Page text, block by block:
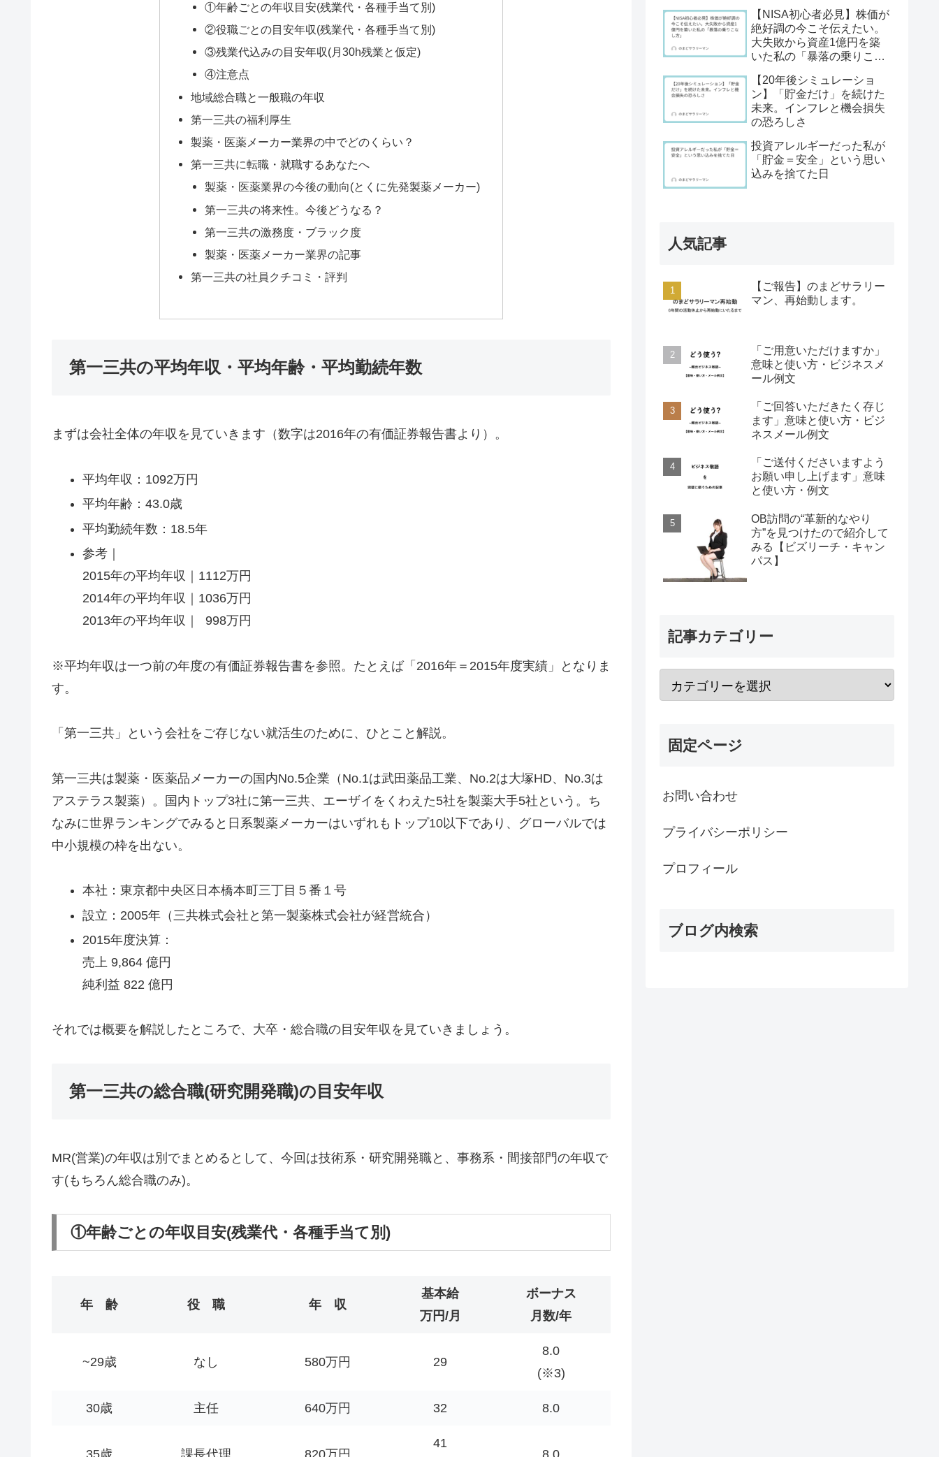
①年齢ごとの年収目安(残業代・各種手当て別)
②役職ごとの目安年収(残業代・各種手当て別)
③残業代込みの目安年収(月30h残業と仮定)
④注意点
地域総合職と一般職の年収
第一三共の福利厚生
製薬・医薬メーカー業界の中でどのくらい？
第一三共に転職・就職するあなたへ
製薬・医薬業界の今後の動向(とくに先発製薬メーカー)
第一三共の将来性。今後どうなる？
第一三共の激務度・ブラック度
製薬・医薬メーカー業界の記事
第一三共の社員クチコミ・評判
第一三共の平均年収・平均年齢・平均勤続年数
まずは会社全体の年収を見ていきます（数字は2016年の有価証券報告書より）。
平均年収：1092万円
平均年齢：43.0歳
平均勤続年数：18.5年
参考｜
2015年の平均年収｜1112万円
2014年の平均年収｜1036万円
2013年の平均年収｜ 998万円
※平均年収は一つ前の年度の有価証券報告書を参照。たとえば「2016年＝2015年度実績」となりま
す。
「第一三共」という会社をご存じない就活生のために、ひとこと解説。
第一三共は製薬・医薬品メーカーの国内No.5企業（No.1は武田薬品工業、No.2は大塚HD、No.3は
アステラス製薬）。国内トップ3社に第一三共、エーザイをくわえた5社を製薬大手5社という。ち
なみに世界ランキングでみると日系製薬メーカーはいずれもトップ10以下であり、グローバルでは
中小規模の枠を出ない。
本社：東京都中央区日本橋本町三丁目５番１号
設立：2005年（三共株式会社と第一製薬株式会社が経営統合）
2015年度決算：
売上 9,864 億円
純利益 822 億円
それでは概要を解説したところで、大卒・総合職の目安年収を見ていきましょう。
第一三共の総合職(研究開発職)の目安年収
MR(営業)の年収は別でまとめるとして、今回は技術系・研究開発職と、事務系・間接部門の年収で
す(もちろん総合職のみ)。
①年齢ごとの年収目安(残業代・各種手当て別)
年 齢 役 職 年 収
基本給
万円/月
ボーナス
月数/年
~29歳 なし 580万円 29
8.0
(※3)
30歳 主任 640万円 32 8.0
35歳 課長代理 820万円
41
8.0
【NISA初心者必見】株価が
絶好調の今こそ伝えたい。
大失敗から資産1億円を築
いた私の「暴落の乗りこな
【20年後シミュレーショ
ン】「貯金だけ」を続けた
未来。インフレと機会損失
の恐ろしさ
投資アレルギーだった私が
「貯金＝安全」という思い
込みを捨てた日
人気記事
【ご報告】のまどサラリー
マン、再始動します。
「ご用意いただけますか」
意味と使い方・ビジネスメ
ール例文
「ご回答いただきたく存じ
ます」意味と使い方・ビジ
ネスメール例文
「ご送付くださいますよう
お願い申し上げます」意味
と使い方・例文
OB訪問の“革新的なやり
方”を見つけたので紹介して
みる【ビズリーチ・キャン
パス】
記事カテゴリー
固定ページ
お問い合わせ
プライバシーポリシー
プロフィール
ブログ内検索